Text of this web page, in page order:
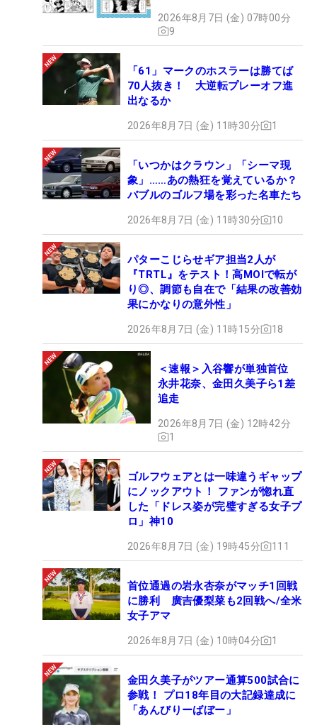
2026年8月7日 (金) 07時00分
9
「61」マークのホスラーは勝てば
70人抜き！ 大逆転プレーオフ進
出なるか
2026年8月7日 (金) 11時30分 1
「いつかはクラウン」「シーマ現
象」……あの熱狂を覚えているか？
バブルのゴルフ場を彩った名車たち
2026年8月7日 (金) 11時30分 10
パターこじらせギア担当2人が
『TRTL』をテスト！高MOIで転が
り◎、調節も自在で「結果の改善効
果にかなりの意外性」
2026年8月7日 (金) 11時15分 18
＜速報＞入谷響が単独首位
永井花奈、金田久美子ら1差
追走
2026年8月7日 (金) 12時42分
1
ゴルフウェアとは一味違うギャップ
にノックアウト！ ファンが惚れ直
した「ドレス姿が完璧すぎる女子プ
ロ」神10
2026年8月7日 (金) 19時45分 111
首位通過の岩永杏奈がマッチ1回戦
に勝利 廣吉優梨菜も2回戦へ/全米
女子アマ
2026年8月7日 (金) 10時04分 1
金田久美子がツアー通算500試合に
参戦！ プロ18年目の大記録達成に
「あんびりーばぼー」